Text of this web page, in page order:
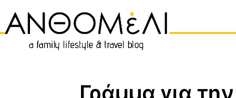
περιεχόμενο
Γράμμα για